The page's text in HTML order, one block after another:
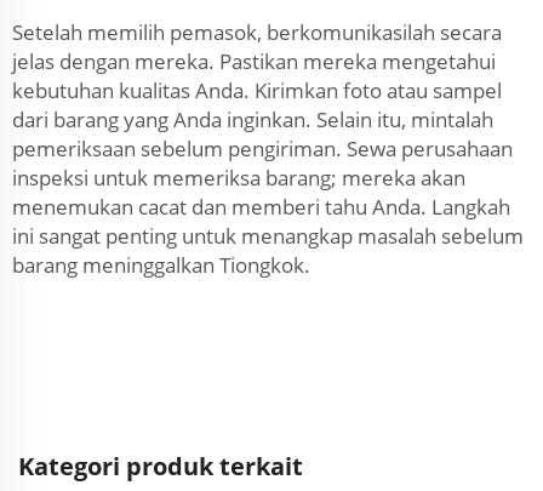
Setelah memilih pemasok, berkomunikasilah secara
jelas dengan mereka. Pastikan mereka mengetahui
kebutuhan kualitas Anda. Kirimkan foto atau sampel
dari barang yang Anda inginkan. Selain itu, mintalah
pemeriksaan sebelum pengiriman. Sewa perusahaan
inspeksi untuk memeriksa barang; mereka akan
menemukan cacat dan memberi tahu Anda. Langkah
ini sangat penting untuk menangkap masalah sebelum
barang meninggalkan Tiongkok.
Kategori produk terkait